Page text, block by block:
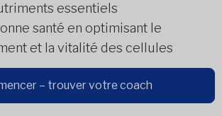
essentiels
santé en optimisant le
et la vitalité des cellules
– trouver votre coach